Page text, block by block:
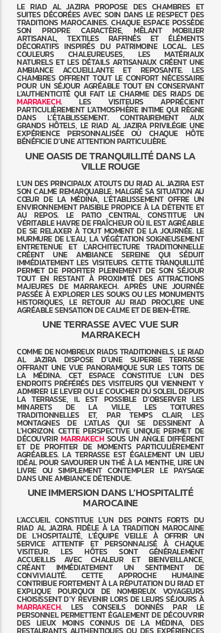
LE RIAD AL JAZIRA PROPOSE DES CHAMBRES ET
SUITES DÉCORÉES AVEC SOIN DANS LE RESPECT DES
TRADITIONS MAROCAINES. CHAQUE ESPACE POSSÈDE
SON PROPRE CARACTÈRE, MÊLANT MOBILIER
ARTISANAL, TEXTILES RAFFINÉS ET ÉLÉMENTS
DÉCORATIFS INSPIRÉS DU PATRIMOINE LOCAL. LES
COULEURS CHALEUREUSES, LES MATÉRIAUX
NATURELS ET LES DÉTAILS ARTISANAUX CRÉENT UNE
AMBIANCE ACCUEILLANTE ET REPOSANTE. LES
CHAMBRES OFFRENT TOUT LE CONFORT NÉCESSAIRE
POUR UN SÉJOUR AGRÉABLE TOUT EN CONSERVANT
L’AUTHENTICITÉ QUI FAIT LE CHARME DES RIADS DE
MARRAKECH. LES VISITEURS APPRÉCIENT
PARTICULIÈREMENT L’ATMOSPHÈRE INTIME QUI RÈGNE
DANS L’ÉTABLISSEMENT. CONTRAIREMENT AUX
GRANDS HÔTELS, LE RIAD AL JAZIRA PRIVILÉGIE UNE
EXPÉRIENCE PERSONNALISÉE OÙ CHAQUE HÔTE
BÉNÉFICIE D’UNE ATTENTION PARTICULIÈRE.
UNE OASIS DE TRANQUILLITÉ DANS LA
VILLE ROUGE
L’UN DES PRINCIPAUX ATOUTS DU RIAD AL JAZIRA EST
SON CALME REMARQUABLE. MALGRÉ SA SITUATION AU
CŒUR DE LA MÉDINA, L’ÉTABLISSEMENT OFFRE UN
ENVIRONNEMENT PAISIBLE PROPICE À LA DÉTENTE ET
AU REPOS. LE PATIO CENTRAL CONSTITUE UN
VÉRITABLE HAVRE DE FRAÎCHEUR OÙ IL EST AGRÉABLE
DE SE RELAXER À TOUT MOMENT DE LA JOURNÉE. LE
MURMURE DE L’EAU, LA VÉGÉTATION SOIGNEUSEMENT
ENTRETENUE ET L’ARCHITECTURE TRADITIONNELLE
CRÉENT UNE AMBIANCE SEREINE QUI SÉDUIT
IMMÉDIATEMENT LES VISITEURS. CETTE TRANQUILLITÉ
PERMET DE PROFITER PLEINEMENT DE SON SÉJOUR
TOUT EN RESTANT À PROXIMITÉ DES ATTRACTIONS
MAJEURES DE MARRAKECH. APRÈS UNE JOURNÉE
PASSÉE À EXPLORER LES SOUKS OU LES MONUMENTS
HISTORIQUES, LE RETOUR AU RIAD PROCURE UNE
AGRÉABLE SENSATION DE CALME ET DE BIEN-ÊTRE.
UNE TERRASSE AVEC VUE SUR
MARRAKECH
COMME DE NOMBREUX RIADS TRADITIONNELS, LE RIAD
AL JAZIRA DISPOSE D’UNE SUPERBE TERRASSE
OFFRANT UNE VUE PANORAMIQUE SUR LES TOITS DE
LA MÉDINA. CET ESPACE CONSTITUE L’UN DES
ENDROITS PRÉFÉRÉS DES VISITEURS QUI VIENNENT Y
ADMIRER LE LEVER OU LE COUCHER DU SOLEIL. DEPUIS
LA TERRASSE, IL EST POSSIBLE D’OBSERVER LES
MINARETS DE LA VILLE, LES TOITURES
TRADITIONNELLES ET, PAR TEMPS CLAIR, LES
MONTAGNES DE L’ATLAS QUI SE DESSINENT À
L’HORIZON. CETTE PERSPECTIVE UNIQUE PERMET DE
DÉCOUVRIR MARRAKECH SOUS UN ANGLE DIFFÉRENT
ET DE PROFITER DE MOMENTS PARTICULIÈREMENT
AGRÉABLES. LA TERRASSE EST ÉGALEMENT UN LIEU
IDÉAL POUR SAVOURER UN THÉ À LA MENTHE, LIRE UN
LIVRE OU SIMPLEMENT CONTEMPLER LE PAYSAGE
DANS UNE AMBIANCE DÉTENDUE.
UNE IMMERSION DANS L’HOSPITALITÉ
MAROCAINE
L’ACCUEIL CONSTITUE L’UN DES POINTS FORTS DU
RIAD AL JAZIRA. FIDÈLE À LA TRADITION MAROCAINE
DE L’HOSPITALITÉ, L’ÉQUIPE VEILLE À OFFRIR UN
SERVICE ATTENTIF ET PERSONNALISÉ À CHAQUE
VISITEUR. LES HÔTES SONT GÉNÉRALEMENT
ACCUEILLIS AVEC CHALEUR ET BIENVEILLANCE,
CRÉANT IMMÉDIATEMENT UN SENTIMENT DE
CONVIVIALITÉ. CETTE APPROCHE HUMAINE
CONTRIBUE FORTEMENT À LA RÉPUTATION DU RIAD ET
EXPLIQUE POURQUOI DE NOMBREUX VOYAGEURS
CHOISISSENT D’Y REVENIR LORS DE LEURS SÉJOURS À
MARRAKECH. LES CONSEILS DONNÉS PAR LE
PERSONNEL PERMETTENT ÉGALEMENT DE DÉCOUVRIR
DES LIEUX MOINS CONNUS DE LA MÉDINA, DES